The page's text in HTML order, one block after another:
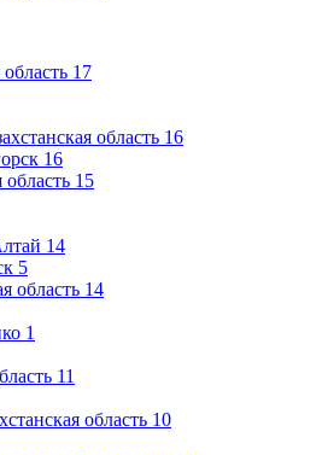
17
область 16
16
область 15
14
5
область 14
1
11
область 10